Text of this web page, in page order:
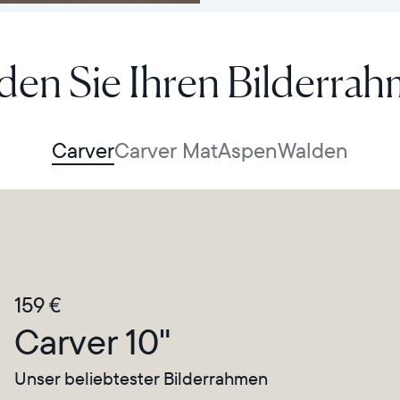
Sie Ihren
CarverCarver MatAspenWalden
159 €
Carver 10"
Unser beliebtester Bilderrahmen